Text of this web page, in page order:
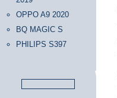
OPPO A9 2020
BQ MAGIC S
PHILIPS S397